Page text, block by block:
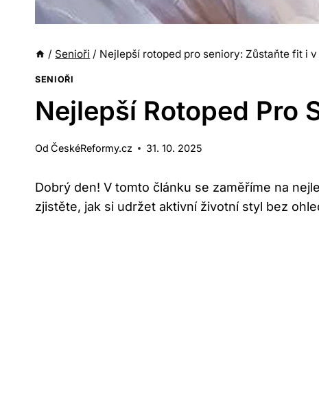
/ Senioři / Nejlepší rotoped pro seniory: Zůstaňte fit i
SENIOŘI
Nejlepší Rotoped Pro
Od ČeskéReformy.cz 31. 10. 2025
Dobrý den! V tomto článku se zaměříme na
zjistěte, jak si udržet aktivní životní styl bez